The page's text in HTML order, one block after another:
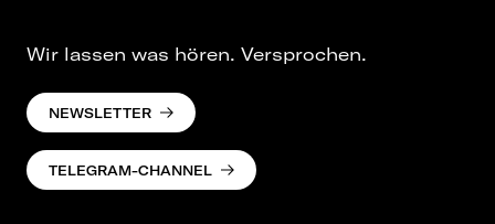
Wir lassen was hören. Versprochen.
NEWSLETTER
TELEGRAM-CHANNEL